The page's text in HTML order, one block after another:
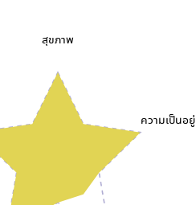
สุขภาพ
ความเป็นอยู่